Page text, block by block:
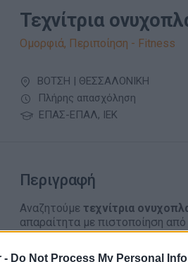
- Do Not Process My Personal
Τεχνίτρια
Ομορφιά, Περιποίηση - Fitness
ΒΟΤΣΗ | ΘΕΣΣΑΛΟΝΙΚΗ
Πλήρης απασχόληση
ΕΠΑΣ-ΕΠΑΛ, ΙΕΚ
Περιγραφή
Αναζητούμε τεχνίτρια
απαραίτητα με πιστοποίηση
άκρων σε ένα όμορφο, σύγχρονο
και να εξελίξουμε κάτι όμορφο